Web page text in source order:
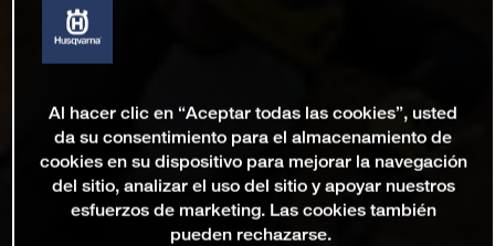
Al hacer clic en “Aceptar todas las cookies”, usted
da su consentimiento para el almacenamiento de
cookies en su dispositivo para mejorar la navegación
del sitio, analizar el uso del sitio y apoyar nuestros
esfuerzos de marketing. Las cookies también
pueden rechazarse.